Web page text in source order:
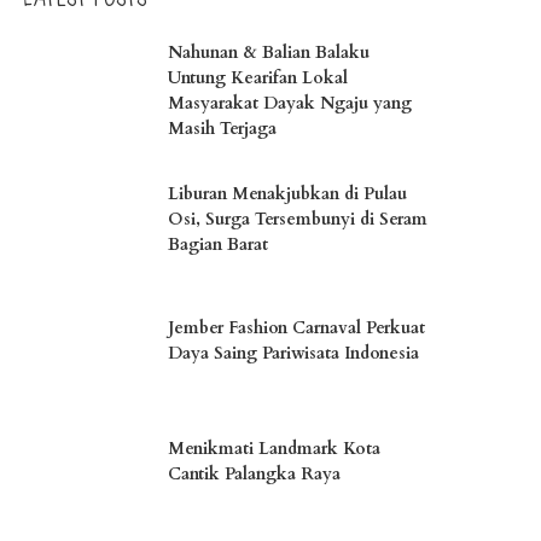
Nahunan & Balian Balaku
Untung Kearifan Lokal
Masyarakat Dayak Ngaju yang
Masih Terjaga
Liburan Menakjubkan di Pulau
Osi, Surga Tersembunyi di Seram
Bagian Barat
Jember Fashion Carnaval Perkuat
Daya Saing Pariwisata Indonesia
Menikmati Landmark Kota
Cantik Palangka Raya